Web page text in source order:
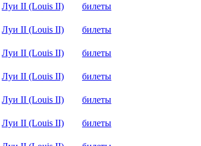
Луи II (Louis II) билеты
Луи II (Louis II) билеты
Луи II (Louis II) билеты
Луи II (Louis II) билеты
Луи II (Louis II) билеты
Луи II (Louis II) билеты